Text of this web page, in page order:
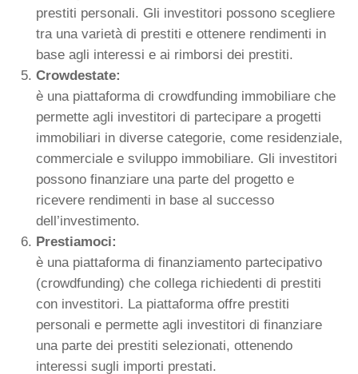
prestiti personali. Gli investitori possono scegliere
tra una varietà di prestiti e ottenere rendimenti in
base agli interessi e ai rimborsi dei prestiti.
Crowdestate:
è una piattaforma di crowdfunding immobiliare che
permette agli investitori di partecipare a progetti
immobiliari in diverse categorie, come residenziale,
commerciale e sviluppo immobiliare. Gli investitori
possono finanziare una parte del progetto e
ricevere rendimenti in base al successo
dell’investimento.
Prestiamoci:
è una piattaforma di finanziamento partecipativo
(crowdfunding) che collega richiedenti di prestiti
con investitori. La piattaforma offre prestiti
personali e permette agli investitori di finanziare
una parte dei prestiti selezionati, ottenendo
interessi sugli importi prestati.